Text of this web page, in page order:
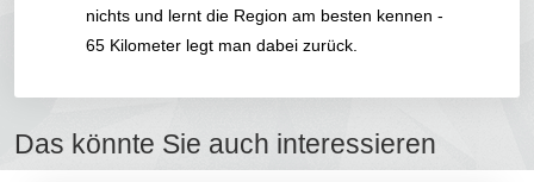
nichts und lernt die Region am besten kennen -
65 Kilometer legt man dabei zurück.
Das könnte Sie auch interessieren